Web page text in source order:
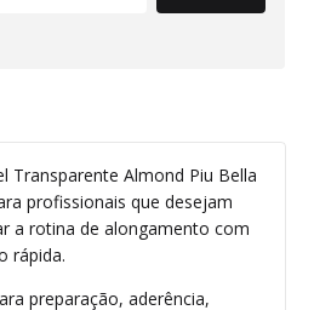
Transparente Almond Piu Bella
profissionais que desejam
a rotina de alongamento com
rápida.
preparação, aderência,